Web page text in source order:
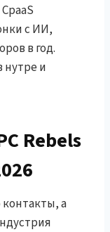
с ИИ,
в год.
нутре и
Rebels
а